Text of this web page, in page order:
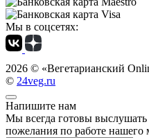
Мы в соцсетях:
2026 © «Вегетарианский
© 24veg.ru
Напишите нам
Мы всегда готовы
пожелания по работе нашего